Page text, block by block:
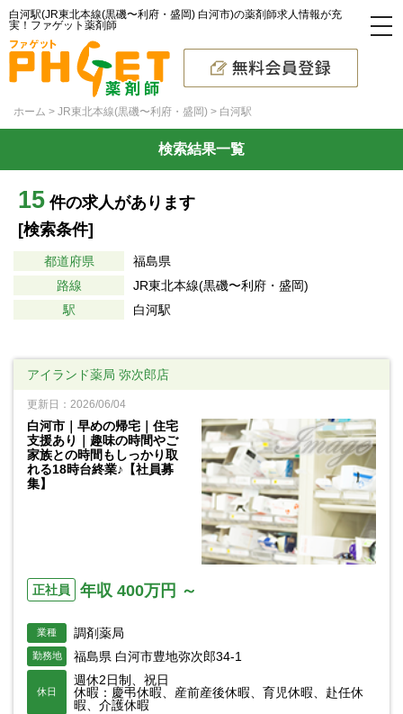
白河駅(JR東北本線(黒磯〜利府・盛岡) 白河市)の薬剤師求人情報が充
実！ファゲット薬剤師
ホーム JR東北本線(黒磯〜利府・盛岡) 白河駅
検索結果一覧
15 件の求人があります
[検索条件]
都道府県
福島県
路線
JR東北本線(黒磯〜利府・盛岡)
駅
白河駅
アイランド薬局 弥次郎店
更新日：2026/06/04
白河市｜早めの帰宅｜住宅
支援あり｜趣味の時間やご
家族との時間もしっかり取
れる18時台終業♪【社員募
集】
正社員 年収 400万円 ～
業種 調剤薬局
勤務地 福島県 白河市豊地弥次郎34-1
休日
週休2日制、祝日
休暇：慶弔休暇、産前産後休暇、育児休暇、赴任休
暇、介護休暇